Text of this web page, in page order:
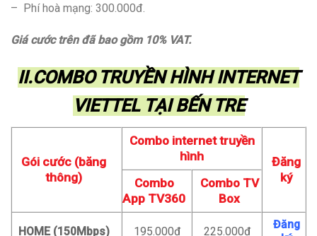
– Phí hoà mạng: 300.000đ.
Giá cước trên đã bao gồm 10% VAT.
II.COMBO TRUYỀN HÌNH INTERNET
VIETTEL TẠI BẾN TRE
Gói cước (băng
thông)
Combo internet truyền
hình
Đăng
ký
Combo
App TV360
Combo TV
Box
HOME (150Mbps) 195.000đ 225.000đ
Đăng